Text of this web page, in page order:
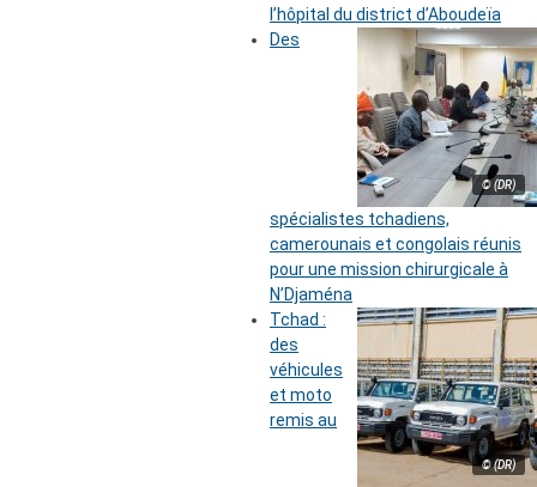
l’hôpital du district d’Aboudeïa
© (DR)
Des
spécialistes tchadiens,
camerounais et congolais réunis
pour une mission chirurgicale à
N’Djaména
© (DR)
Tchad :
des
véhicules
et moto
remis au